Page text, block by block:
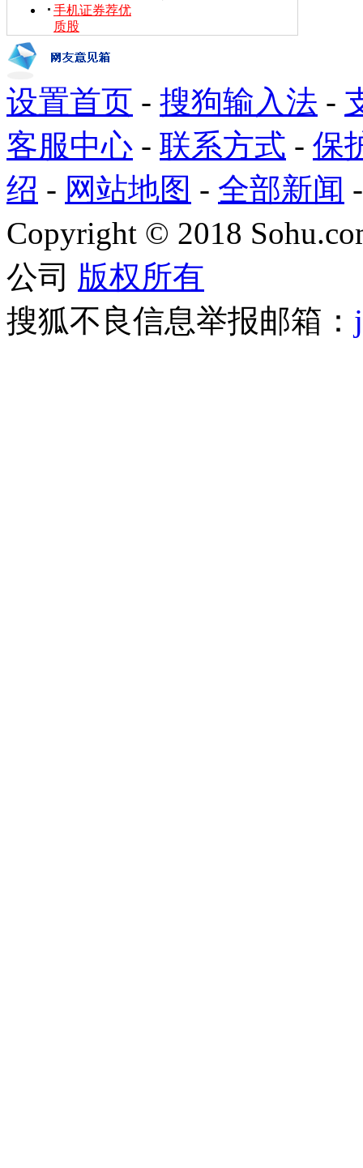
手机证券荐优
质股
设置首页 - 搜狗输入法 -
客服中心 - 联系方式 - 保
绍 - 网站地图 - 全部新闻
Copyright © 2018
公司 版权所有
搜狐不良信息举报邮箱：